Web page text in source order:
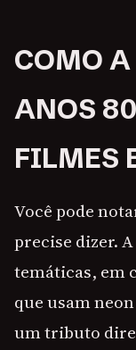
COMO
ANOS
FILMES
Você pode
precise dizer.
temáticas, em
que usam
um tributo